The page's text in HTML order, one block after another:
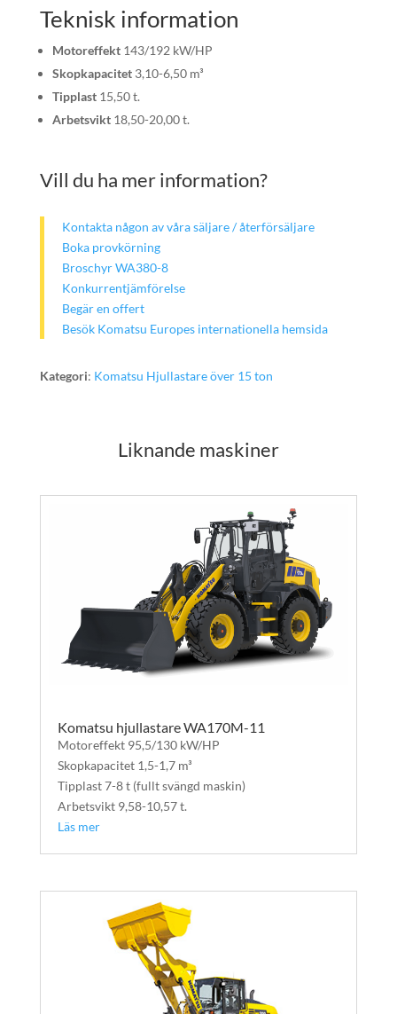
Teknisk information
Motoreffekt143/192 kW/HP
Skopkapacitet3,10-6,50 m³
Tipplast15,50 t.
Arbetsvikt18,50-20,00 t.
Vill du ha mer information?
Kontakta någon av våra säljare / återförsäljare
Boka provkörning
Broschyr WA380-8
Konkurrentjämförelse
Begär en offert
Besök Komatsu Europes internationella hemsida
Kategori: Komatsu Hjullastare över 15 ton
Liknande maskiner
Komatsu hjullastare WA170M-11
Motoreffekt 95,5/130 kW/HP
Skopkapacitet 1,5-1,7 m³
Tipplast 7-8 t (fullt svängd maskin)
Arbetsvikt 9,58-10,57 t.
Läs mer